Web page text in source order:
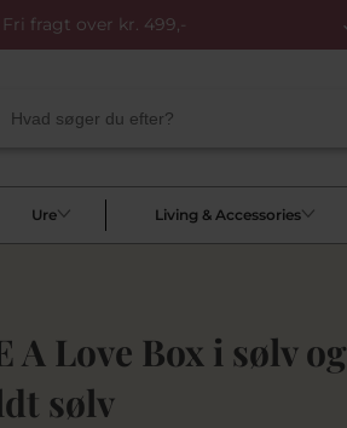
Fri fragt over kr. 499,-
Ure Living & Accessories
A Love Box i sølv og
sølv